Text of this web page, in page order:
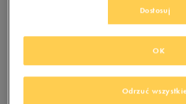
KLUBIE 50 STYLE
Produkt niedostępny
Jeśli artykuł będzie ponownie dostępny,
Dostosuj
Odrzuć
OK